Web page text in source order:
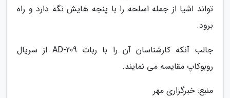
تواند اشیا از جمله اسلحه را با پنجه هایش نگه دارد و راه
برود.
جالب آنکه کارشناسان آن را با ربات AD-209 از سریال
روبوکاپ مقایسه می نمایند.
منبع: خبرگزاری مهر